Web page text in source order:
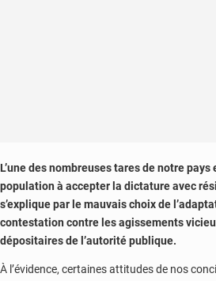
L’une des nombreuses tares de notre
population à accepter la dictature avec
s’explique par le mauvais choix de
contestation contre les agissements
dépositaires de l’autorité publique.
À l’évidence, certaines attitudes de nos